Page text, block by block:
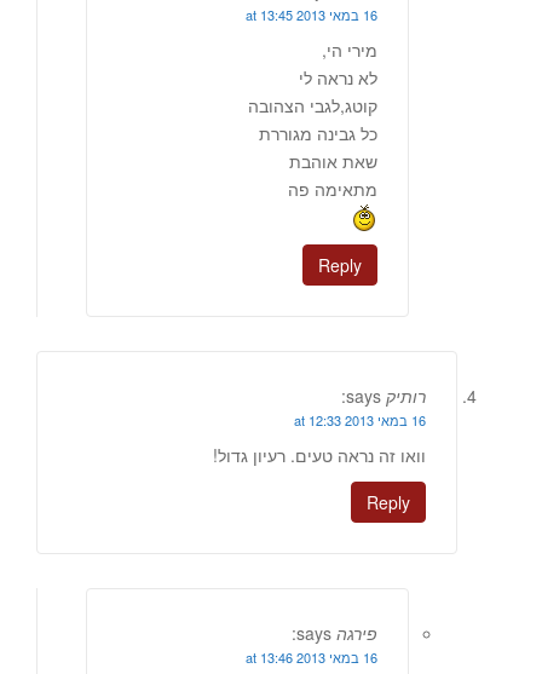
16 במאי 2013 at 13:45
מירי הי,
לא נראה לי
קוטג,לגבי הצהובה
כל גבינה מגוררת
שאת אוהבת
מתאימה פה
Reply
רותיק says:
16 במאי 2013 at 12:33
וואו זה נראה טעים. רעיון גדול!
Reply
פירגה says:
16 במאי 2013 at 13:46